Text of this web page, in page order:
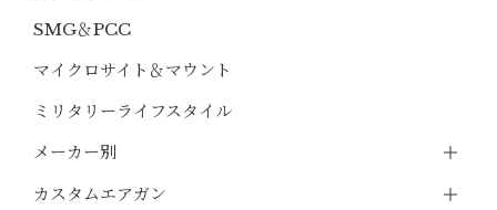
SMG＆PCC
マイクロサイト＆マウント
ミリタリーライフスタイル
メーカー別
カスタムエアガン